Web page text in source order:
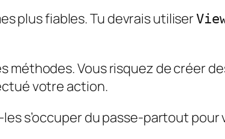
plus fiables. Tu devrais utiliser
Vous risquez de créer
votre action.
s’occuper du passe-partout pour